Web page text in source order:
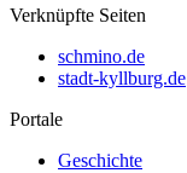
Verknüpfte Seiten
schmino.de
stadt-kyllburg.de
Portale
Geschichte